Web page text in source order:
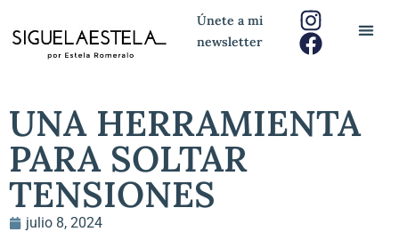
Únete a mi
newsletter
UNA HERRAMIENTA
PARA SOLTAR
TENSIONES
julio 8, 2024